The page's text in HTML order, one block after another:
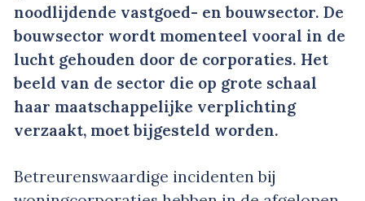
noodlijdende vastgoed- en bouwsector. De
bouwsector wordt momenteel vooral in de
lucht gehouden door de corporaties. Het
beeld van de sector die op grote schaal
haar maatschappelijke verplichting
verzaakt, moet bijgesteld worden.
Betreurenswaardige incidenten bij